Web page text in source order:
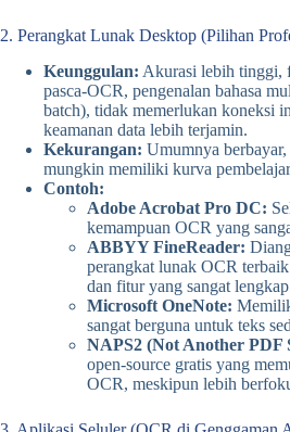
2. Perangkat Lunak Desktop (Pilihan
Keunggulan: Akurasi lebih tinggi,
pasca-OCR, pengenalan bahasa
batch), tidak memerlukan koneksi
keamanan data lebih terjamin.
Kekurangan: Umumnya
mungkin memiliki kurva
Contoh:
Adobe Acrobat Pro DC:
kemampuan OCR yang
ABBYY FineReader:
perangkat lunak OCR
dan fitur yang sangat
Microsoft OneNote:
sangat berguna untuk teks
NAPS2 (Not Another PDF
open-source gratis yang
OCR, meskipun lebih